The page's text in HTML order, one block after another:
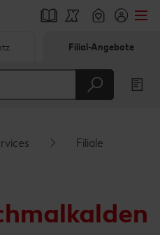
Filial-Angebote
Filiale